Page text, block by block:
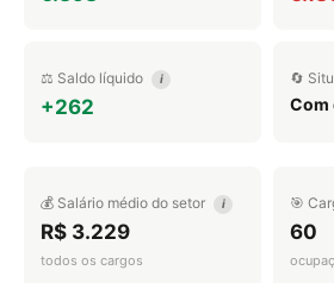
⚖️ Saldo líquido i
+262
🔄
Com
💰 Salário médio do setor i
R$ 3.229
todos os cargos
🎯
60